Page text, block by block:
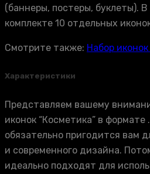
(баннеры, постеры, буклеты). В
комплекте 10 отдельных
Смотрите также: Набор иконок
Характеристики
Представляем вашему
иконок “Косметика” в формате
обязательно пригодится вам
и современного дизайна.
идеально подходят для